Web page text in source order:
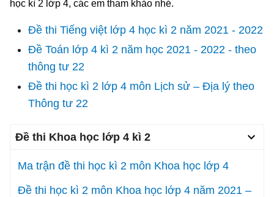
học kì 2 lớp 4, các em tham khảo nhé.
Đề thi Tiếng việt lớp 4 học kì 2 năm 2021 - 2022
Đề Toán lớp 4 kì 2 năm học 2021 - 2022 - theo
thông tư 22
Đề thi học kì 2 lớp 4 môn Lịch sử – Địa lý theo
Thông tư 22
Đề thi Khoa học lớp 4 kì 2
Ma trận đề thi học kì 2 môn Khoa học lớp 4
Đề thi học kì 2 môn Khoa học lớp 4 năm 2021 –